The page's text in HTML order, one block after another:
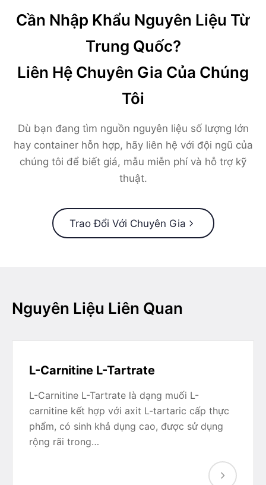
Cần Nhập Khẩu Nguyên Liệu Từ
Trung Quốc?
Liên Hệ Chuyên Gia Của Chúng
Tôi
Dù bạn đang tìm nguồn nguyên liệu số lượng lớn
hay container hỗn hợp, hãy liên hệ với đội ngũ của
chúng tôi để biết giá, mẫu miễn phí và hỗ trợ kỹ
thuật.
Trao Đổi Với Chuyên Gia
Nguyên Liệu Liên Quan
L-Carnitine L-Tartrate
L-Carnitine L-Tartrate là dạng muối L-
carnitine kết hợp với axit L-tartaric cấp thực
phẩm, có sinh khả dụng cao, được sử dụng
rộng rãi trong…